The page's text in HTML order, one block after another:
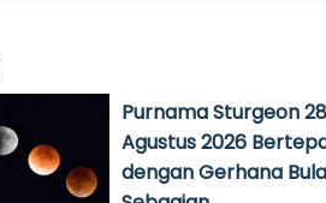
Purnama Sturgeon 28
Agustus 2026
dengan Gerhana